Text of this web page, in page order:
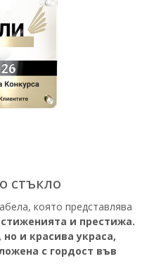
стъкло
която представлява
и престижа.
и красива украса,
с гордост във